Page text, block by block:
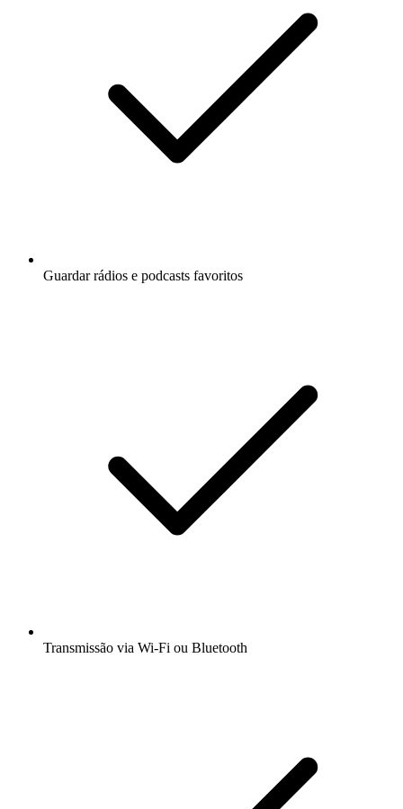
Guardar rádios e podcasts favoritos
Transmissão via Wi-Fi ou Bluetooth